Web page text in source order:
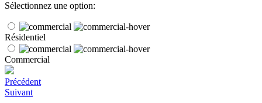
Sélectionnez une option:
Résidentiel
Commercial
Précédent
Suivant